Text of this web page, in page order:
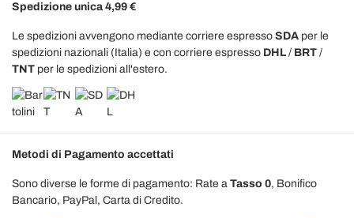
Spedizione unica 4,99 €
Le spedizioni avvengono mediante corriere espresso SDA per le
spedizioni nazionali (Italia) e con corriere espresso DHL / BRT /
TNT per le spedizioni all'estero.
Metodi di Pagamento accettati
Sono diverse le forme di pagamento: Rate a Tasso 0, Bonifico
Bancario, PayPal, Carta di Credito.